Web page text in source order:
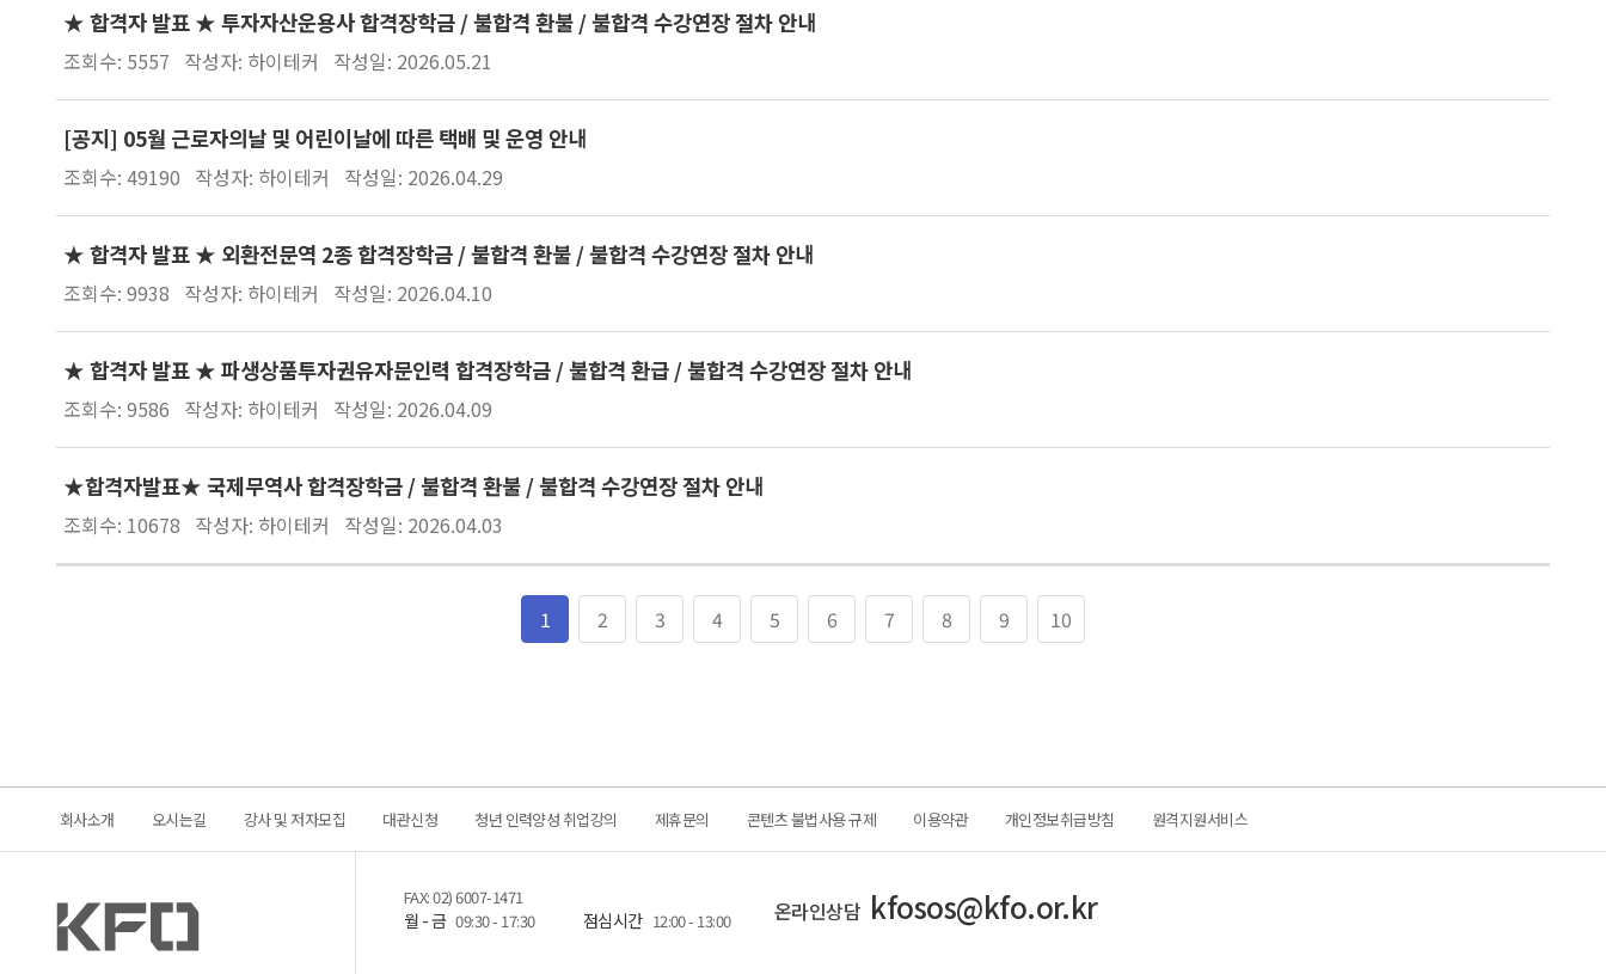
★ 합격자 발표 ★ 투자자산운용사 합격장학금 / 불합격 환불 / 불합격 수강연장 절차 안내
조회수: 5557 작성자: 하이테커 작성일: 2026.05.21
[공지] 05월 근로자의날 및 어린이날에 따른 택배 및 운영 안내
조회수: 49190 작성자: 하이테커 작성일: 2026.04.29
★ 합격자 발표 ★ 외환전문역 2종 합격장학금 / 불합격 환불 / 불합격 수강연장 절차 안내
조회수: 9938 작성자: 하이테커 작성일: 2026.04.10
★ 합격자 발표 ★ 파생상품투자권유자문인력 합격장학금 / 불합격 환급 / 불합격 수강연장 절차 안내
조회수: 9586 작성자: 하이테커 작성일: 2026.04.09
★합격자발표★ 국제무역사 합격장학금 / 불합격 환불 / 불합격 수강연장 절차 안내
조회수: 10678 작성자: 하이테커 작성일: 2026.04.03
1 2 3 4 5 6 7 8 9 10
회사소개 오시는길 강사 및 저자모집 대관신청 청년 인력양성 취업강의 제휴문의 콘텐츠 불법사용 규제 이용약관 개인정보취급방침 원격지원서비스
FAX: 02) 6007-1471
월 - 금 09:30 - 17:30 점심시간 12:00 - 13:00 온라인상담 kfosos@kfo.or.kr